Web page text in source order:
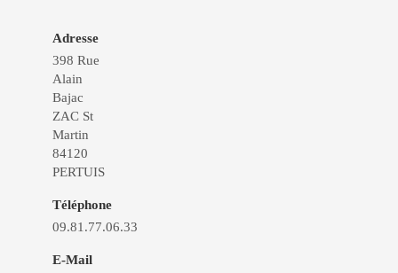
Adresse
398 Rue
Alain
Bajac
ZAC St
Martin
84120
PERTUIS
Téléphone
09.81.77.06.33
E-Mail